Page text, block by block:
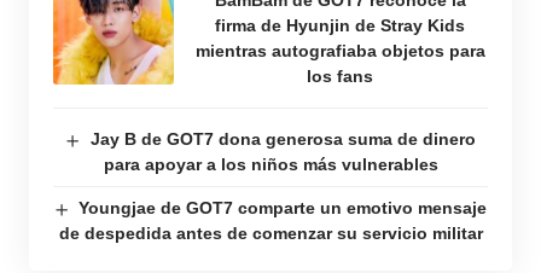
firma de Hyunjin de Stray Kids
mientras autografiaba objetos para
los fans
Jay B de GOT7 dona generosa suma de dinero
para apoyar a los niños más vulnerables
Youngjae de GOT7 comparte un emotivo mensaje
de despedida antes de comenzar su servicio militar